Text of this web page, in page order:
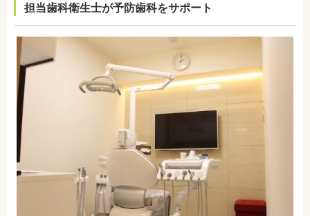
担当歯科衛生士が予防歯科をサポート